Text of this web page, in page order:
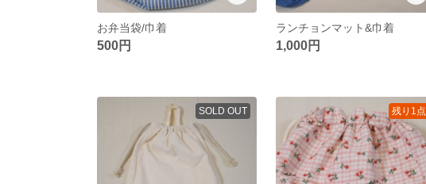
お弁当袋/巾着
500円
ランチョンマット&巾着
1,000円
SOLD OUT 残り1点